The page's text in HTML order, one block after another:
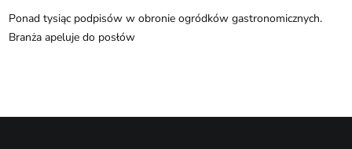
Ponad tysiąc podpisów w obronie ogródków gastronomicznych.
Branża apeluje do posłów